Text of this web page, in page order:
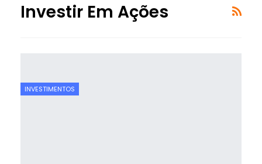
Investir Em Ações
INVESTIMENTOS